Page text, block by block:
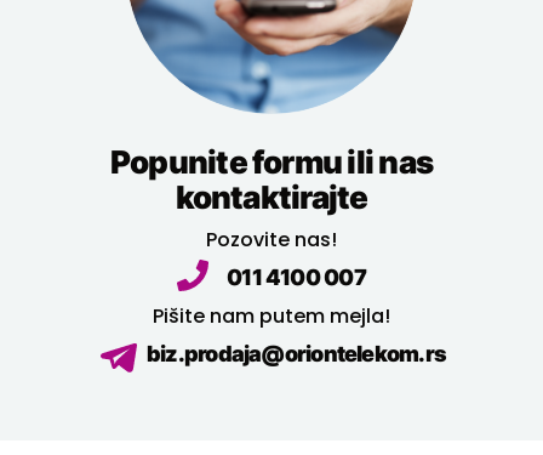
Popunite formu ili nas
kontaktirajte
Pozovite nas!
011 4100 007
Pišite nam putem mejla!
biz.prodaja@oriontelekom.rs